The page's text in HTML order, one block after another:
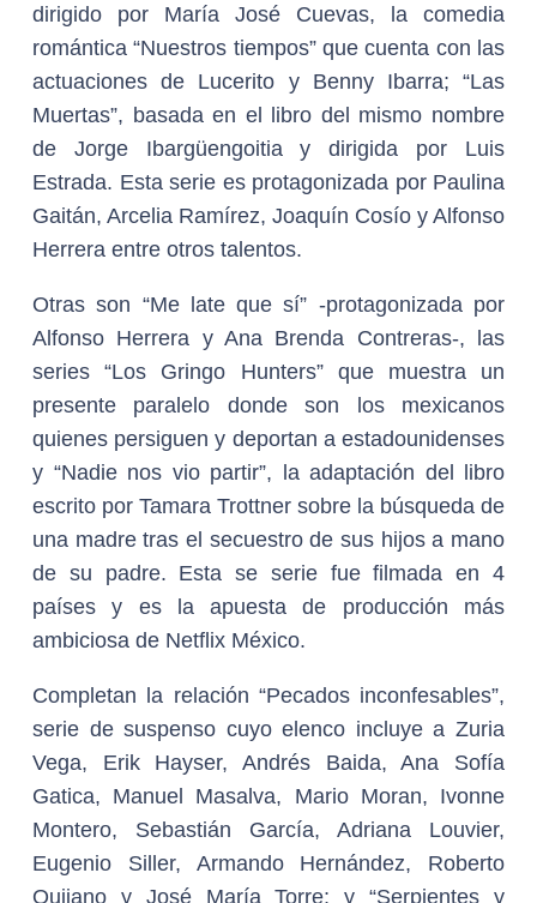
dirigido por María José Cuevas, la comedia
romántica “Nuestros tiempos” que cuenta con las
actuaciones de Lucerito y Benny Ibarra; “Las
Muertas”, basada en el libro del mismo nombre
de Jorge Ibargüengoitia y dirigida por Luis
Estrada. Esta serie es protagonizada por Paulina
Gaitán, Arcelia Ramírez, Joaquín Cosío y Alfonso
Herrera entre otros talentos.
Otras son “Me late que sí” -protagonizada por
Alfonso Herrera y Ana Brenda Contreras-, las
series “Los Gringo Hunters” que muestra un
presente paralelo donde son los mexicanos
quienes persiguen y deportan a estadounidenses
y “Nadie nos vio partir”, la adaptación del libro
escrito por Tamara Trottner sobre la búsqueda de
una madre tras el secuestro de sus hijos a mano
de su padre. Esta se serie fue filmada en 4
países y es la apuesta de producción más
ambiciosa de Netflix México.
Completan la relación “Pecados inconfesables”,
serie de suspenso cuyo elenco incluye a Zuria
Vega, Erik Hayser, Andrés Baida, Ana Sofía
Gatica, Manuel Masalva, Mario Moran, Ivonne
Montero, Sebastián García, Adriana Louvier,
Eugenio Siller, Armando Hernández, Roberto
Quijano y José María Torre; y “Serpientes y